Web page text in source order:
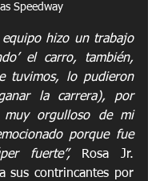
Speedway
hizo un trabajo
el carro, también,
tuvimos, lo pudieron
la carrera), por
muy orgulloso de mi
porque fue
fuerte”, Rosa Jr.
sus contrincantes por